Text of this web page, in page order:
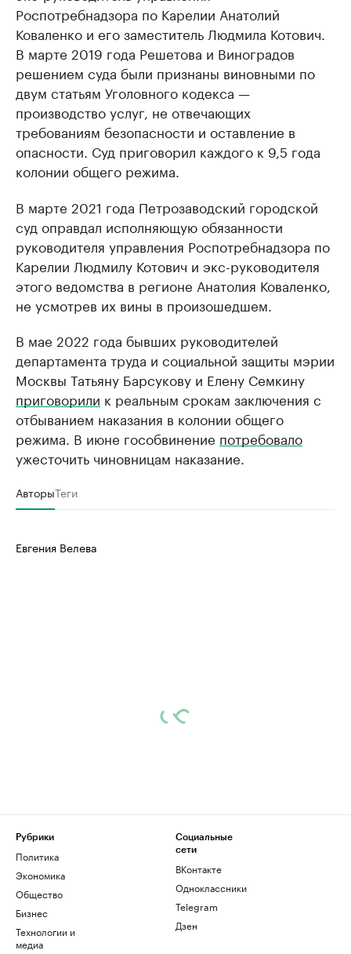
Роспотребнадзора по Карелии Анатолий
Коваленко и его заместитель Людмила Котович.
В марте 2019 года Решетова и Виноградов
решением суда были признаны виновными по
двум статьям Уголовного кодекса —
производство услуг, не отвечающих
требованиям безопасности и оставление в
опасности. Суд приговорил каждого к 9,5 года
колонии общего режима.
В марте 2021 года Петрозаводский городской
суд оправдал исполняющую обязанности
руководителя управления Роспотребнадзора по
Карелии Людмилу Котович и экс-руководителя
этого ведомства в регионе Анатолия Коваленко,
не усмотрев их вины в произошедшем.
В мае 2022 года бывших руководителей
департамента труда и социальной защиты мэрии
Москвы Татьяну Барсукову и Елену Семкину
приговорили к реальным срокам заключения с
отбыванием наказания в колонии общего
режима. В июне гособвинение потребовало
ужесточить чиновницам наказание.
АвторыТеги
Евгения Велева
Рубрики
Политика
Экономика
Общество
Бизнес
Технологии и
медиа
Социальные
сети
ВКонтакте
Одноклассники
Telegram
Дзен